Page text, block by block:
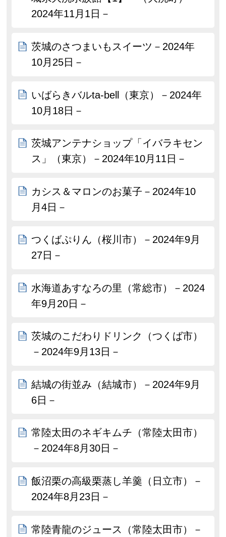
2024年11月1日－
茨城のさつまいもスイーツ－2024年
10月25日－
いばらきバルta-bell（東京）－2024年
10月18日－
茨城アンテナショップ「イバラキセン
ス」（東京）－2024年10月11日－
カシス＆マロンのお菓子－2024年10
月4日－
つくばぷりん（桜川市）－2024年9月
27日－
水海道あすなろの里（常総市）－2024
年9月20日－
茨城のこだわりドリンク（つくば市）
－2024年9月13日－
結城の街並み（結城市）－2024年9月
6日－
常陸太田のネギキムチ（常陸太田市）
－2024年8月30日－
飯沼栗の高級栗蒸し羊羹（日立市）－
2024年8月23日－
常陸青龍のジュース（常陸太田市）－